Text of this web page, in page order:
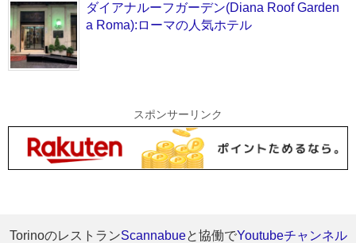
ダイアナルーフガーデン(Diana Roof Garden
a Roma):ローマの人気ホテル
スポンサーリンク
TorinoのレストランScannabueと協働でYoutubeチャンネル